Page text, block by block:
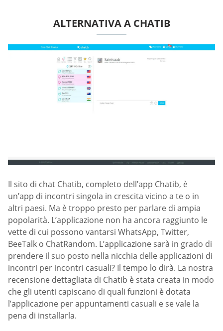
ALTERNATIVA A CHATIB
Il sito di chat Chatib, completo dell’app Chatib, è
un’app di incontri singola in crescita vicino a te o in
altri paesi. Ma è troppo presto per parlare di ampia
popolarità. L’applicazione non ha ancora raggiunto le
vette di cui possono vantarsi WhatsApp, Twitter,
BeeTalk o ChatRandom. L’applicazione sarà in grado di
prendere il suo posto nella nicchia delle applicazioni di
incontri per incontri casuali? Il tempo lo dirà. La nostra
recensione dettagliata di Chatib è stata creata in modo
che gli utenti capiscano di quali funzioni è dotata
l’applicazione per appuntamenti casuali e se vale la
pena di installarla.